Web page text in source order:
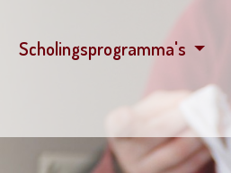
Scholingsprogramma's